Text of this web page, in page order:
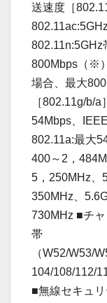
送速度［
802.11n:5GHz
800Mbps（※
場合、最大
［802.11g/b/
54Mbps、
802.11a:最大
400～2，
5，250MHz、
350MHz、
730MHz ■チ
帯
（W52/W53/
104/108/112/
■無線セキュ